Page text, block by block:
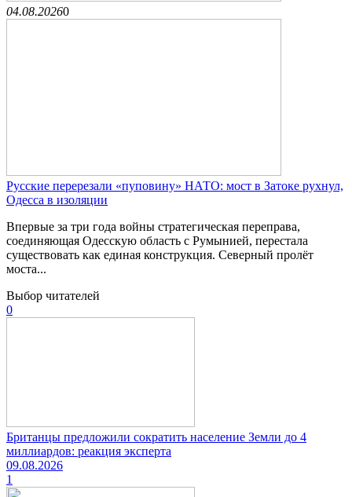
04.08.20260
Русские перерезали «пуповину» НАТО: мост в Затоке рухнул,
Одесса в изоляции
Впервые за три года войны стратегическая переправа,
соединяющая Одесскую область с Румынией, перестала
существовать как единая конструкция. Северный пролёт
моста...
Выбор читателей
0
Британцы предложили сократить население Земли до 4
миллиардов: реакция эксперта
09.08.2026
1